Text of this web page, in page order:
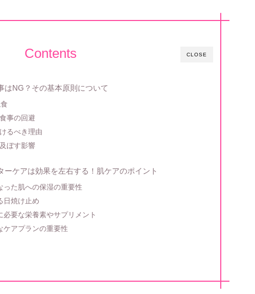
CLOSE
Contents
はNG？その基本原則について
事の回避
るべき理由
ぼす影響
ーケアは効果を左右する！肌ケアのポイント
った肌への保湿の重要性
日焼け止め
必要な栄養素やサプリメント
ケアプランの重要性